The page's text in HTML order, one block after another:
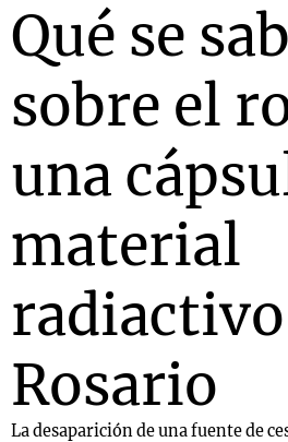
Qué se
sobre el
una
material
Rosario
La desaparición de una fuente de